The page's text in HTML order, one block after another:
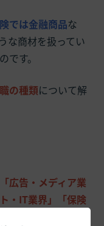
では金融商品な
な商材を扱ってい
です。
の種類について解
広告・メディア業
・IT業界」「保険